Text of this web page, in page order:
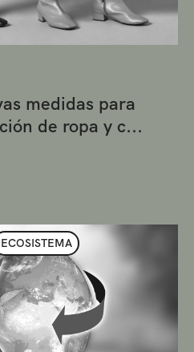
medidas para
de ropa y c...
ECOSISTEMA